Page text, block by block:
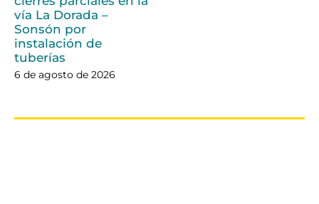
vía La Dorada –
Sonsón por
instalación de
tuberías
6 de agosto de 2026